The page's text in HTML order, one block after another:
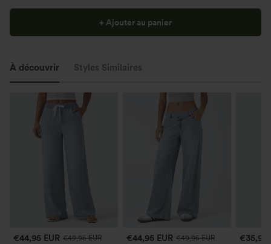
+ Ajouter au panier
À découvrir Styles Similaires
€44,95 EUR €49,95 EUR
€44,95 EUR €49,95 EUR
€35,95